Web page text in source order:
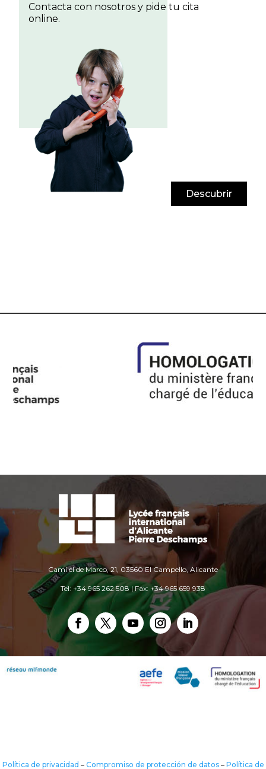
Contacta con nosotros y pide tu cita
online.
Descubrir
Camí el de Marco, 21, 03560 El Campello, Alicante
Tel: +34 965 262 508 | Fax: +34 965 659 938
Política de privacidad – Compromiso de protección de datos– Política de